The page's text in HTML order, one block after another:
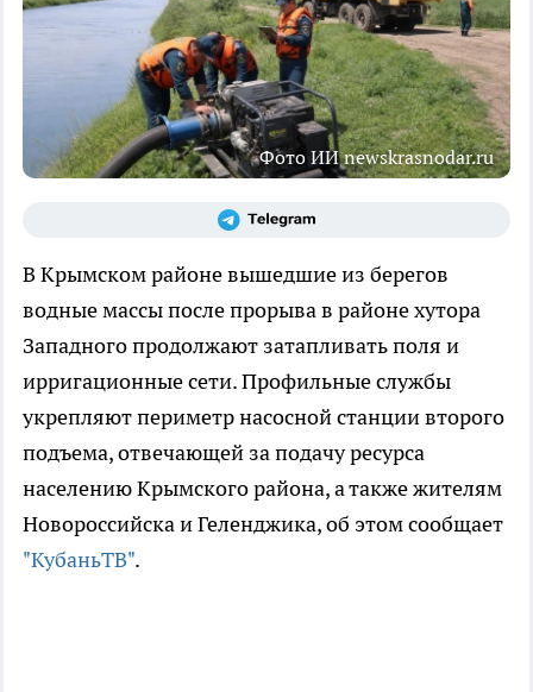
Фото ИИ newskrasnodar.ru
В Крымском районе вышедшие из берегов
водные массы после прорыва в районе хутора
Западного продолжают затапливать поля и
ирригационные сети. Профильные службы
укрепляют периметр насосной станции второго
подъема, отвечающей за подачу ресурса
населению Крымского района, а также жителям
Новороссийска и Геленджика, об этом сообщает
"КубаньТВ".